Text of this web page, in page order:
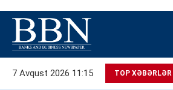
7 Avqust 2026 11:15 TOP XƏBƏRLƏR